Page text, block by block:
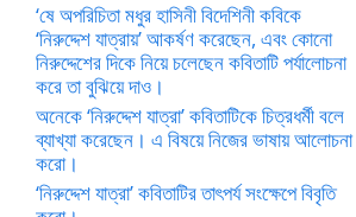
‘ষে অপরিচিতা মধুর হাসিনী বিদেশিনী কবিকে
‘নিরুদ্দেশ যাত্রায়’ আকর্ষণ করেছেন, এবং কোনো
নিরুদ্দেশের দিকে নিয়ে চলেছেন কবিতাটি পর্যালোচনা
করে তা বুঝিয়ে দাও।
অনেকে ‘নিরুদ্দেশ যাত্রা’ কবিতাটিকে চিত্রধর্মী বলে
ব্যাখ্যা করেছেন। এ বিষয়ে নিজের ভাষায় আলোচনা
করো।
‘নিরুদ্দেশ যাত্রা’ কবিতাটির তাৎপর্য সংক্ষেপে বিবৃতি